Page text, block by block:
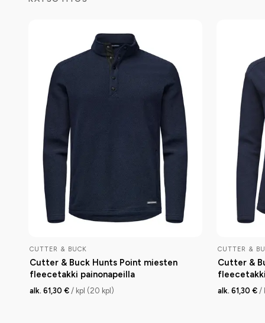
CUTTER & BUCK
Cutter & Buck Hunts Point miesten
fleecetakki painonapeilla
alk. 61,30 € / kpl (20 kpl)
CUTTER &
Cutter &
alk. 61,30 € /